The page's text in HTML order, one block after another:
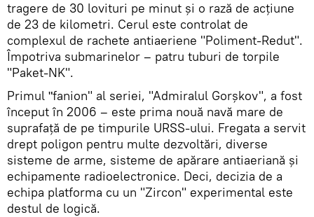
tragere de 30 lovituri pe minut și o rază de acțiune
de 23 de kilometri. Cerul este controlat de
complexul de rachete antiaeriene "Poliment-Redut".
Împotriva submarinelor – patru tuburi de torpile
"Paket-NK".
Primul ʺfanion" al seriei, "Admiralul Gorșkov", a fost
început în 2006 – este prima nouă navă mare de
suprafață de pe timpurile URSS-ului. Fregata a servit
drept poligon pentru multe dezvoltări, diverse
sisteme de arme, sisteme de apărare antiaeriană și
echipamente radioelectronice. Deci, decizia de a
echipa platforma cu un "Zircon" experimental este
destul de logică.